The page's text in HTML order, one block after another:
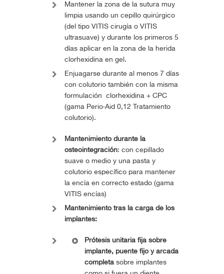
Mantener la zona de la sutura muy
limpia usando un cepillo quirúrgico
(del tipo VITIS cirugía o VITIS
ultrasuave) y durante los primeros 5
días aplicar en la zona de la herida
clorhexidina en gel.
Enjuagarse durante al menos 7 días
con colutorio también con la misma
formulación clorhexidina + CPC
(gama Perio·Aid 0,12 Tratamiento
colutorio).
Mantenimiento durante la
osteointegración: con cepillado
suave o medio y una pasta y
colutorio específico para mantener
la encía en correcto estado (gama
VITIS encías)
Mantenimiento tras la carga de los
implantes:
Prótesis unitaria fija sobre
implante, puente fijo y arcada
completa sobre implantes